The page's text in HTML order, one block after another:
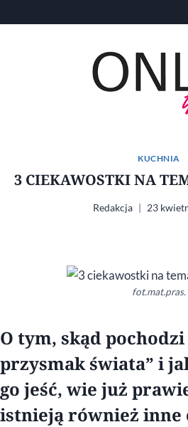
do
KUCHNIA
3 CIEKAWOSTKI NA
Redakcja 23
fot.mat.pras.
O tym, skąd
przysmak świata” i
go jeść, wie już
istnieją również inne